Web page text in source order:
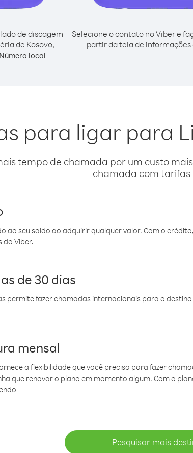
de discagem
de Kosovo,
Número local
Selecione o contato no Viber e
partir da tela de
para ligar para
tempo de chamada por um custo
chamada com tarifas
ao seu saldo ao adquirir qualquer valor. Com o
do Viber.
de 30 dias
permite fazer chamadas internacionais para o
mensal
a flexibilidade que você precisa para fazer
que renovar o plano em momento algum. Com o
Pesquisar mais